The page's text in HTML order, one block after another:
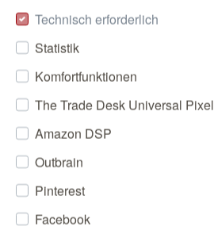
Technisch erforderlich
Statistik
Komfortfunktionen
The Trade Desk Universal Pixel
Amazon DSP
Outbrain
Pinterest
Facebook